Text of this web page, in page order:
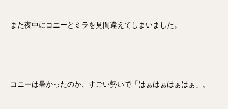
また夜中にコニーとミラを見間違えてしまいました。
コニーは暑かったのか、すごい勢いで「はぁはぁはぁはぁ」。